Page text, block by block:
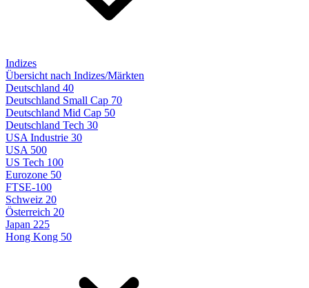
Indizes
Übersicht nach Indizes/Märkten
Deutschland 40
Deutschland Small Cap 70
Deutschland Mid Cap 50
Deutschland Tech 30
USA Industrie 30
USA 500
US Tech 100
Eurozone 50
FTSE-100
Schweiz 20
Österreich 20
Japan 225
Hong Kong 50